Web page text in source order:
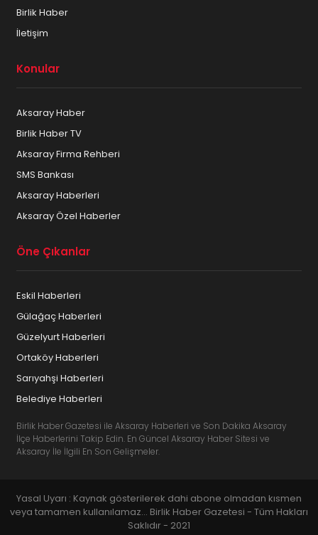
Birlik Haber
İletişim
Konular
Aksaray Haber
Birlik Haber TV
Aksaray Firma Rehberi
SMS Bankası
Aksaray Haberleri
Aksaray Özel Haberler
Öne Çıkanlar
Eskil Haberleri
Gülağaç Haberleri
Güzelyurt Haberleri
Ortaköy Haberleri
Sarıyahşi Haberleri
Belediye Haberleri
Birlik Haber Gazetesi ile Aksaray Haberleri ve Son Dakika Aksaray
İlçe Haberlerini Takip Edin. En Güncel Aksaray Haber Sitesi ve
Aksaray İle İlgili En Son Gelişmeler.
Yasal Uyarı : Kaynak gösterilerek dahi abone olmadan kısmen
veya tamamen kullanılamaz... Birlik Haber Gazetesi - Tüm Hakları
Saklıdır - 2021